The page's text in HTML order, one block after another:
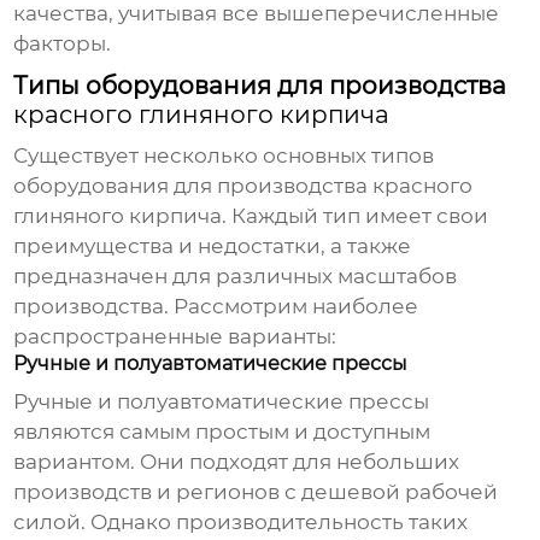
качества, учитывая все вышеперечисленные
факторы.
Типы оборудования для производства
красного глиняного кирпича
Существует несколько основных типов
оборудования для производства красного
глиняного кирпича. Каждый тип имеет свои
преимущества и недостатки, а также
предназначен для различных масштабов
производства. Рассмотрим наиболее
распространенные варианты:
Ручные и полуавтоматические прессы
Ручные и полуавтоматические прессы
являются самым простым и доступным
вариантом. Они подходят для небольших
производств и регионов с дешевой рабочей
силой. Однако производительность таких